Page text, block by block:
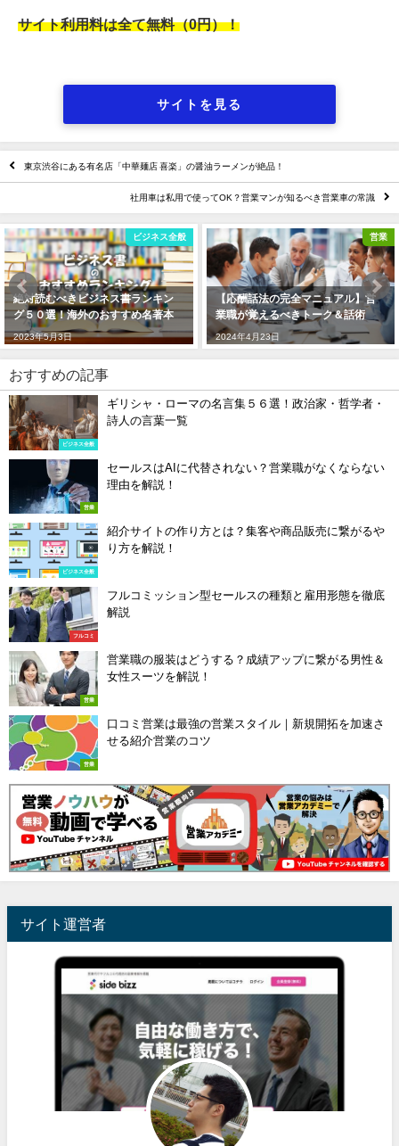
サイト利用料は全て無料（0円）！
サイトを見る
東京渋谷にある有名店「中華麺店 喜楽」の醤油ラーメンが絶品！
社用車は私用で使ってOK？営業マンが知るべき営業車の常識
【応酬話法の完全マニュアル】営
業職が覚えるべきトーク＆話術
2024年4月23日
ビジネス
座右の銘にしたい名言一覧！ポ
ティブな言葉１００選【意味付
解説】
おすすめの記事
ビジネス全般
ギリシャ・ローマの名言集５６選！政治家・哲学者・
詩人の言葉一覧
営業
セールスはAIに代替されない？営業職がなくならない
理由を解説！
ビジネス全般
紹介サイトの作り方とは？集客や商品販売に繋がるや
り方を解説！
フルコミ
フルコミッション型セールスの種類と雇用形態を徹底
解説
営業
営業職の服装はどうする？成績アップに繋がる男性＆
女性スーツを解説！
営業
口コミ営業は最強の営業スタイル｜新規開拓を加速さ
せる紹介営業のコツ
サイト運営者